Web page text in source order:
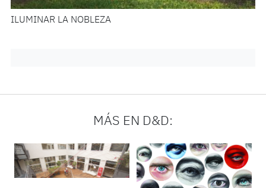
ILUMINAR LA NOBLEZA
MÁS EN D&D: